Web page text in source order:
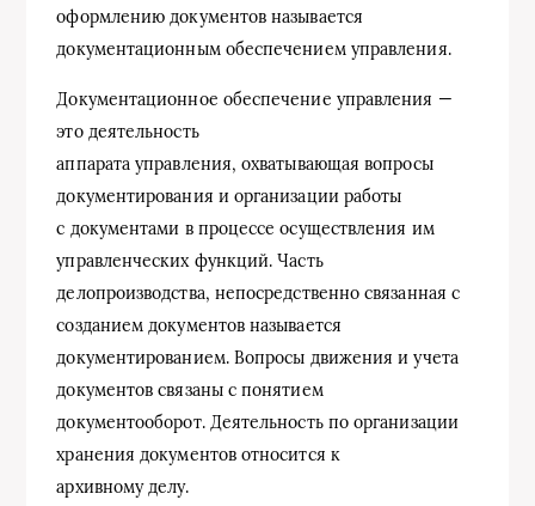
оформлению документов называется
документационным обеспечением управления.
Документационное обеспечение управления —
это деятельность
аппарата управления, охватывающая вопросы
документирования и организации работы
с документами в процессе осуществления им
управленческих функций. Часть
делопроизводства, непосредственно связанная с
созданием документов называется
документированием. Вопросы движения и учета
документов связаны с понятием
документооборот. Деятельность по организации
хранения документов относится к
архивному делу.